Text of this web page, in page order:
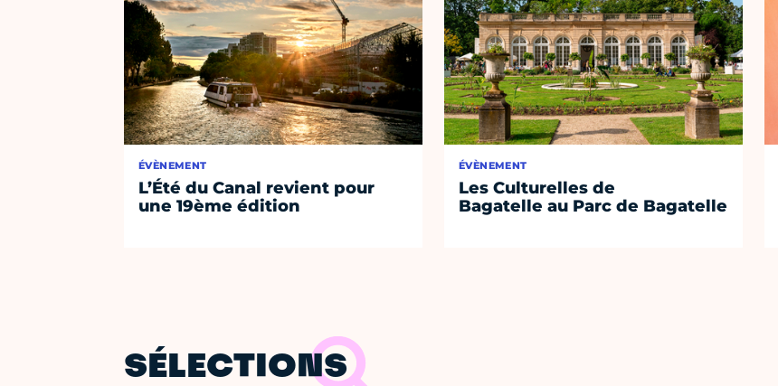
ÉVÈNEMENT
L’Été du Canal revient pour
une 19ème édition
ÉVÈNEMENT
Les Culturelles de
Bagatelle au Parc de Bagatelle
SÉLECTIONS